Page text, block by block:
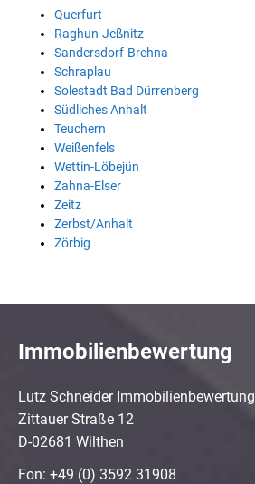
Querfurt
Raghun-Jeßnitz
Sandersdorf-Brehna
Schraplau
Solestadt Bad Dürrenberg
Südliches Anhalt
Teuchern
Weißenfels
Wettin-Löbejün
Zahna-Elser
Zeitz
Zerbst/Anhalt
Zörbig
Immobilienbewertung
Lutz Schneider Immobilienbewertung
Zittauer Straße 12
D-02681 Wilthen
Fon: +49 (0) 3592 31908